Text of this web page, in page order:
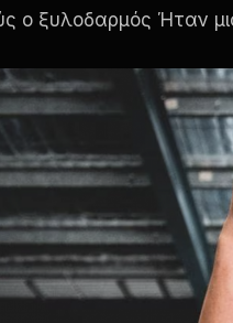
ο ξυλοδαρμός Ήταν